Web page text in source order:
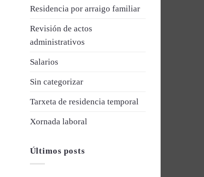
Residencia por arraigo familiar
Revisión de actos
administrativos
Salarios
Sin categorizar
Tarxeta de residencia temporal
Xornada laboral
Últimos posts